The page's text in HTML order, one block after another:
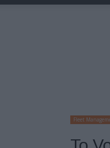
Fleet